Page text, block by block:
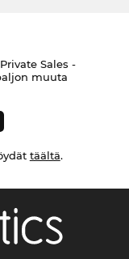
Sales -
muuta
täältä.